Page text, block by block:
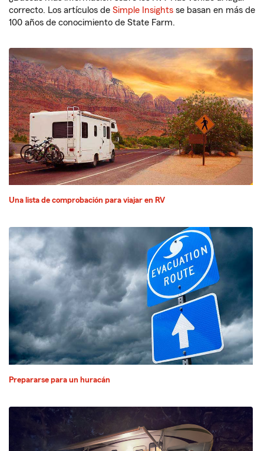
correcto. Los artículos de Simple Insights se basan en más de
100 años de conocimiento de State Farm.
Una lista de comprobación para viajar en RV
Prepararse para un huracán